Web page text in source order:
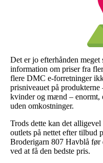
Det er jo efterhånden
information om priser fra
flere DMC e-forretninger
prisniveauet på
kvinder og mænd – enormt,
uden omkostninger.
Trods dette kan det
outlets på nettet efter tilbud
Broderigarn 807 Havblå før
ved at få den bedste pris.